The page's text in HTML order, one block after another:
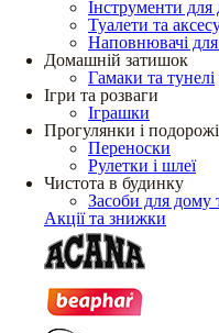
Інструменти для
Туалети та
Наповнювачі для
Домашній затишок
Гамаки та тунелі
Ігри та розваги
Іграшки
Прогулянки і подорожі
Переноски
Рулетки і шлеї
Чистота в будинку
Засоби для дому
Акції та знижки